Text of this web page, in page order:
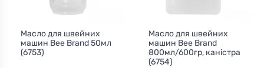
Масло для швейних
машин Bee Brand 50мл
(6753)
Масло для швейних
машин Bee Brand
800мл/600гр, каністра
(6754)